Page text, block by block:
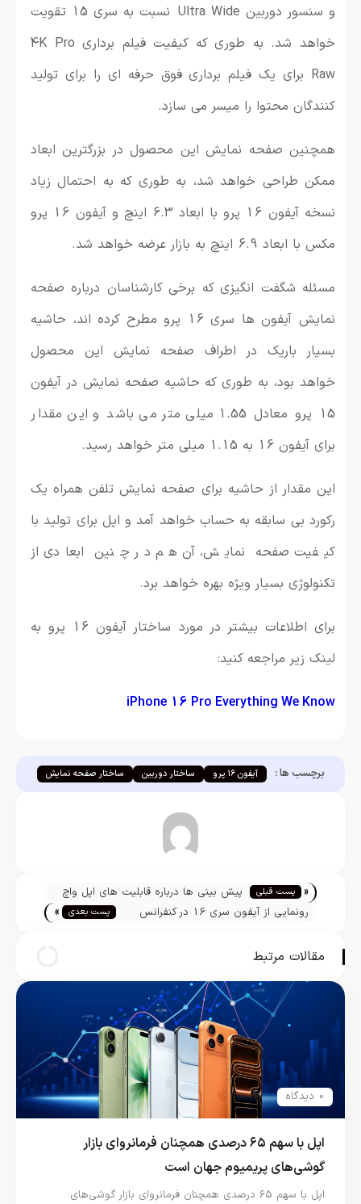
و سنسور دوربین Ultra Wide نسبت به سری 15 تقویت
خواهد شد. به طوری که کیفیت فیلم برداری 4K Pro
Raw برای یک فیلم برداری فوق حرفه ای را برای تولید
کنندگان محتوا را میسر می سازد.
همچنین صفحه نمایش این محصول در بزرگترین ابعاد
ممکن طراحی خواهد شد، به طوری که به احتمال زیاد
نسخه آیفون 16 پرو با ابعاد 6.3 اینچ و آیفون 16 پرو
مکس با ابعاد 6.9 اینچ به بازار عرضه خواهد شد.
مسئله شگفت انگیزی که برخی کارشناسان درباره صفحه
نمایش آیفون ها سری 16 پرو مطرح کرده اند، حاشیه
بسیار باریک در اطراف صفحه نمایش این محصول
خواهد بود، به طوری که حاشیه صفحه نمایش در آیفون
15 پرو معادل 1.55 میلی متر می باشد و این مقدار
برای آیفون 16 به 1.15 میلی متر خواهد رسید.
این مقدار از حاشیه برای صفحه نمایش تلفن همراه یک
رکورد بی سابقه به حساب خواهد آمد و اپل برای تولید با
کیفیت صفحه نمایش، آن هم در چنین ابعادی از
تکنولوژی بسیار ویژه بهره خواهد برد.
برای اطلاعات بیشتر در مورد ساختار آیفون 16 پرو به
لینک زیر مراجعه کنید:
iPhone 16 Pro Everything We Know
برچسب ها : آیفون ۱۶ پرو ساختار دوربین ساختار صفحه نمایش
مازیار نجارزاده « پست قبلی
پیش بینی ها درباره قابلیت های اپل واچ
نسل 10
رونمایی از آیفون سری 16 در کنفرانس
پست بعدی »
مقالات مرتبط
0 دیدگاه
اپل با سهم ۶۵ درصدی همچنان فرمانروای بازار
گوشی‌های پریمیوم جهان است
اپل با سهم ۶۵ درصدی همچنان فرمانروای بازار گوشی‌های